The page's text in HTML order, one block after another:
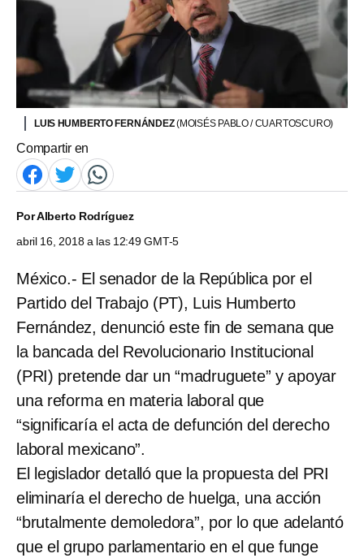
LUIS HUMBERTO FERNÁNDEZ(MOISÉS PABLO / CUARTOSCURO)
Compartir en
PorAlberto Rodríguez
abril 16, 2018 a las 12:49 GMT-5
México.- El senador de la República por el
Partido del Trabajo (PT), Luis Humberto
Fernández, denunció este fin de semana que
la bancada del Revolucionario Institucional
(PRI) pretende dar un “madruguete” y apoyar
una reforma en materia laboral que
“significaría el acta de defunción del derecho
laboral mexicano”.
El legislador detalló que la propuesta del PRI
eliminaría el derecho de huelga, una acción
“brutalmente demoledora”, por lo que adelantó
que el grupo parlamentario en el que funge